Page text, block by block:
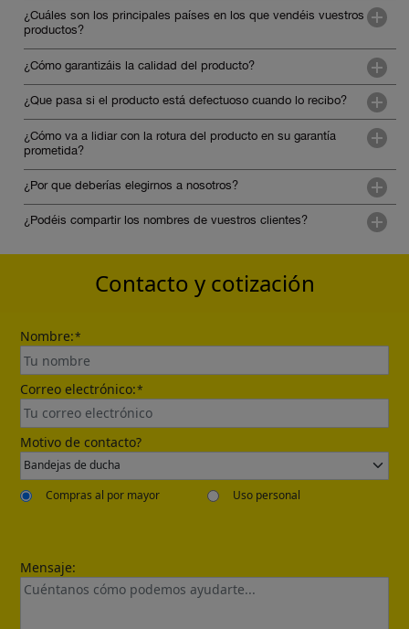
¿Cuáles son los principales países en los que vendéis vuestros
productos?
¿Cómo garantizáis la calidad del producto?
¿Que pasa si el producto está defectuoso cuando lo recibo?
¿Cómo va a lidiar con la rotura del producto en su garantía
prometida?
¿Por que deberías elegirnos a nosotros?
¿Podéis compartir los nombres de vuestros clientes?
Contacto y cotización
Nombre:*
Correo electrónico:*
Motivo de contacto?
Compras al por mayor Uso personal
Mensaje: